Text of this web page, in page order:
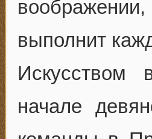
выполнит
Искусством
начале